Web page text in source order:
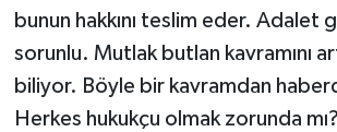
bunun hakkını teslim eder. Adalet
sorunlu. Mutlak butlan kavramını
biliyor. Böyle bir kavramdan
Herkes hukukçu olmak zorunda